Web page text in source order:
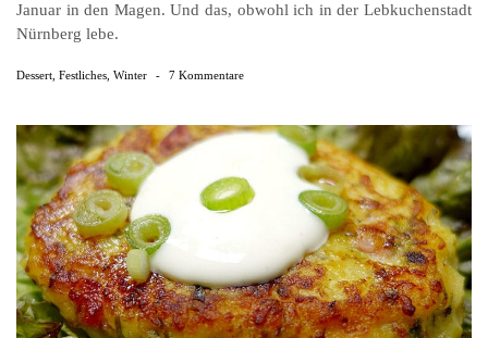
Januar in den Magen. Und das, obwohl ich in der Lebkuchenstadt
Nürnberg lebe.
Dessert Festliches Winter - 7 Kommentare